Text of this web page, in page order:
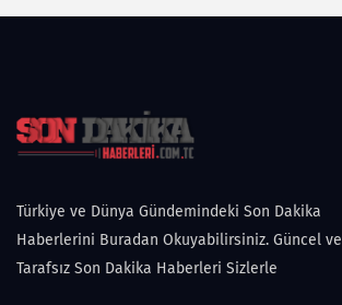
Türkiye ve Dünya Gündemindeki Son Dakika
Haberlerini Buradan Okuyabilirsiniz. Güncel ve
Tarafsız Son Dakika Haberleri Sizlerle